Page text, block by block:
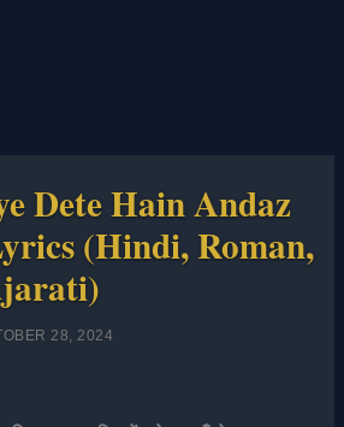
Dete Hain Andaz
(Hindi, Roman,
28, 2024